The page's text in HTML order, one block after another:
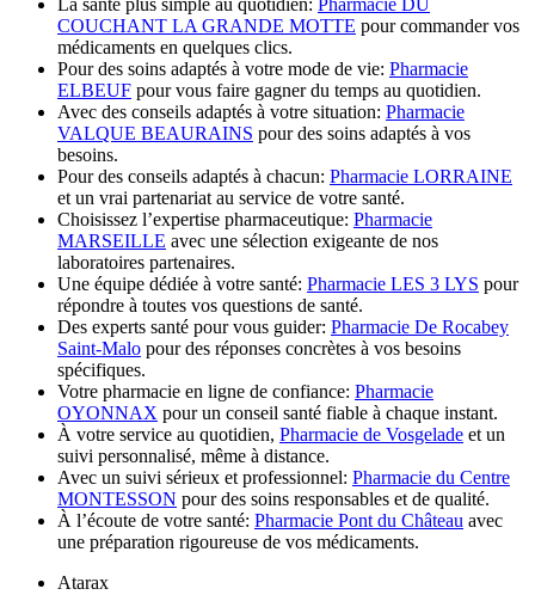
La santé plus simple au quotidien: Pharmacie DU
COUCHANT LA GRANDE MOTTE pour commander vos
médicaments en quelques clics.
Pour des soins adaptés à votre mode de vie: Pharmacie
ELBEUF pour vous faire gagner du temps au quotidien.
Avec des conseils adaptés à votre situation: Pharmacie
VALQUE BEAURAINS pour des soins adaptés à vos
besoins.
Pour des conseils adaptés à chacun: Pharmacie LORRAINE
et un vrai partenariat au service de votre santé.
Choisissez l’expertise pharmaceutique: Pharmacie
MARSEILLE avec une sélection exigeante de nos
laboratoires partenaires.
Une équipe dédiée à votre santé: Pharmacie LES 3 LYS pour
répondre à toutes vos questions de santé.
Des experts santé pour vous guider: Pharmacie De Rocabey
Saint-Malo pour des réponses concrètes à vos besoins
spécifiques.
Votre pharmacie en ligne de confiance: Pharmacie
OYONNAX pour un conseil santé fiable à chaque instant.
À votre service au quotidien, Pharmacie de Vosgelade et un
suivi personnalisé, même à distance.
Avec un suivi sérieux et professionnel: Pharmacie du Centre
MONTESSON pour des soins responsables et de qualité.
À l’écoute de votre santé: Pharmacie Pont du Château avec
une préparation rigoureuse de vos médicaments.
Atarax